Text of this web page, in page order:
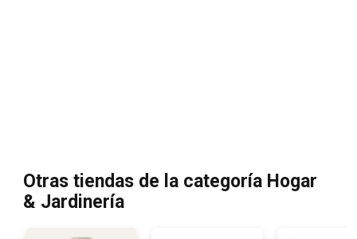
Otras tiendas de la categoría Hogar
& Jardinería